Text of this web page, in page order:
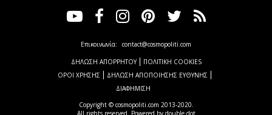
Copyright © cosmopoliti.com 2013-2020.
All rights reserved. Powered by double dot
Επικοινωνία: contact@cosmopoliti.com
ΔΗΛΩΣΗ ΑΠΟΡΡΗΤΟΥ
ΠΟΛΙΤΙΚΗ COOKIES
ΟΡΟΙ ΧΡΗΣΗΣ
ΔΗΛΩΣΗ ΑΠΟΠΟΙΗΣΗΣ ΕΥΘΥΝΗΣ
ΔΙΑΦΗΜΙΣΗ